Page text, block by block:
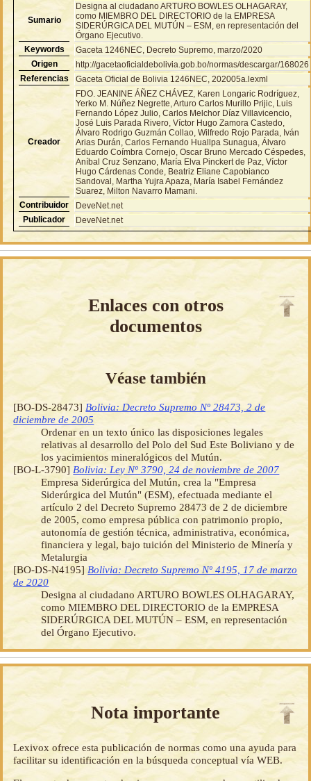
Sumario
Designa al ciudadano ARTURO BOWLES OLHAGARAY,
como MIEMBRO DEL DIRECTORIO de la EMPRESA
SIDERÚRGICA DEL MUTÚN – ESM, en representación del
Órgano Ejecutivo.
Keywords
Gaceta 1246NEC, Decreto Supremo, marzo/2020
Origen
http://gacetaoficialdebolivia.gob.bo/normas/descargar/168026
Referencias
Gaceta Oficial de Bolivia 1246NEC, 202005a.lexml
Creador
FDO. JEANINE ÁÑEZ CHÁVEZ, Karen Longaric Rodríguez,
Yerko M. Núñez Negrette, Arturo Carlos Murillo Prijic, Luis
Fernando López Julio, Carlos Melchor Díaz Villavicencio,
José Luis Parada Rivero, Víctor Hugo Zamora Castedo,
Álvaro Rodrigo Guzmán Collao, Wilfredo Rojo Parada, Iván
Arias Durán, Carlos Fernando Huallpa Sunagua, Álvaro
Eduardo Coímbra Cornejo, Oscar Bruno Mercado Céspedes,
Aníbal Cruz Senzano, María Elva Pinckert de Paz, Víctor
Hugo Cárdenas Conde, Beatriz Eliane Capobianco
Sandoval, Martha Yujra Apaza, María Isabel Fernández
Suarez, Milton Navarro Mamani.
Contribuidor
DeveNet.net
Publicador
DeveNet.net
Enlaces con otros
documentos
Véase también
[BO-DS-28473] Bolivia: Decreto Supremo Nº 28473, 2 de
diciembre de 2005
Ordenar en un texto único las disposiciones legales
relativas al desarrollo del Polo del Sud Este Boliviano y de
los yacimientos mineralógicos del Mutún.
[BO-L-3790] Bolivia: Ley Nº 3790, 24 de noviembre de 2007
Empresa Siderúrgica del Mutún, crea la "Empresa
Siderúrgica del Mutún" (ESM), efectuada mediante el
artículo 2 del Decreto Supremo 28473 de 2 de diciembre
de 2005, como empresa pública con patrimonio propio,
autonomía de gestión técnica, administrativa, económica,
financiera y legal, bajo tuición del Ministerio de Minería y
Metalurgia
[BO-DS-N4195]Bolivia: Decreto Supremo Nº 4195, 17 de marzo
de 2020
Designa al ciudadano ARTURO BOWLES OLHAGARAY,
como MIEMBRO DEL DIRECTORIO de la EMPRESA
SIDERÚRGICA DEL MUTÚN – ESM, en representación
del Órgano Ejecutivo.
Nota importante
Lexivox ofrece esta publicación de normas como una ayuda para
facilitar su identificación en la búsqueda conceptual vía WEB.